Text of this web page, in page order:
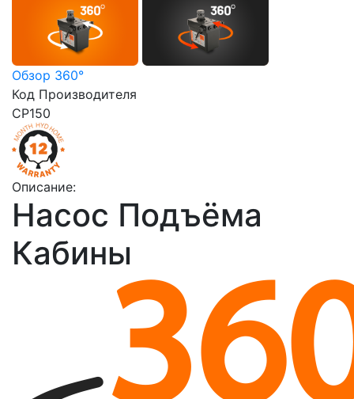
Обзор 360°
Код Производителя
CP150
Описание:
Насос Подъёма
Кабины